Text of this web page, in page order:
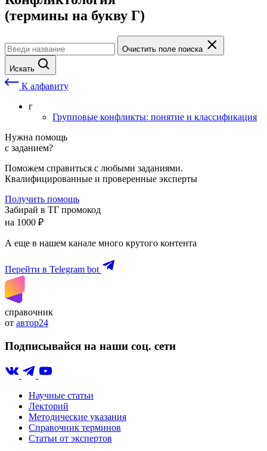
(термины на букву Г)
Очистить поле поиска
Искать
К алфавиту
г
Групповые конфликты: понятие и классификация
Нужна помощь
с заданием?
Поможем справиться с любыми заданиями.
Квалифицированные и проверенные эксперты
Получить помощь
Забирай в ТГ промокод
на 1000 ₽
А еще в нашем канале много крутого контента
Перейти в Telegram bot
справочник
от автор24
Подписывайся на наши соц. сети
Научные статьи
Лекторий
Методические указания
Справочник терминов
Статьи от экспертов